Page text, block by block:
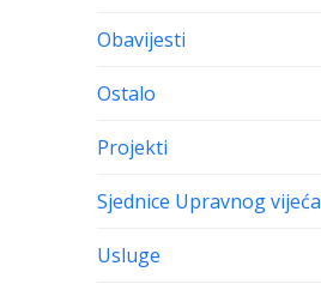
Obavijesti
Ostalo
Projekti
Sjednice Upravnog vijeća
Usluge